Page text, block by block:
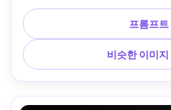
사실적인 피부 질감, 얼굴과 손
프롬프트
비슷한 이미